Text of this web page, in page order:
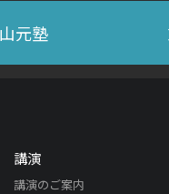
山元塾
講演
講演のご案内